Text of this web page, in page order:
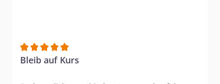
Durchschnittliche Bewertung von 5 von 5 Sternen
Bleib auf Kurs